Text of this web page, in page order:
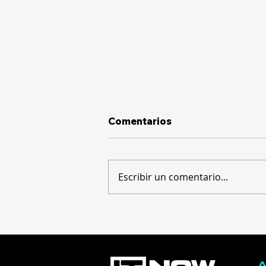
la experiencia de sus
Comentarios
Escribir un comentario...